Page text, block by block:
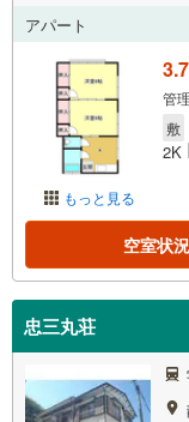
アパート
もっと見る
管
敷
2K
空室状
忠三丸荘